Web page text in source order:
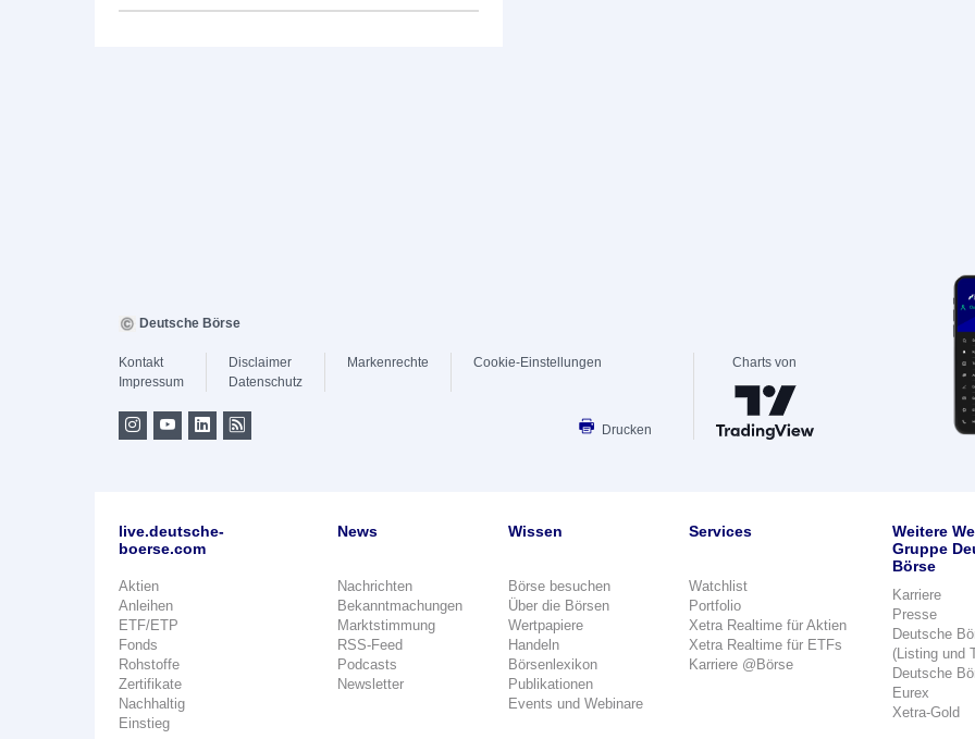
Deutsche Börse
Kontakt
Impressum
Disclaimer
Datenschutz
Markenrechte Cookie-Einstellungen
Drucken
Charts von
live.deutsche-
boerse.com
Aktien
Anleihen
ETF/ETP
Fonds
Rohstoffe
Zertifikate
Nachhaltig
Einstieg
News
Nachrichten
Bekanntmachungen
Marktstimmung
RSS-Feed
Podcasts
Newsletter
Wissen
Börse besuchen
Über die Börsen
Wertpapiere
Handeln
Börsenlexikon
Publikationen
Events und Webinare
Services
Watchlist
Portfolio
Xetra Realtime für Aktien
Xetra Realtime für ETFs
Karriere @Börse
Weitere
Gruppe
Börse
Karriere
Presse
Deutsche
(Listing und
Deutsche
Eurex
Xetra-Gold